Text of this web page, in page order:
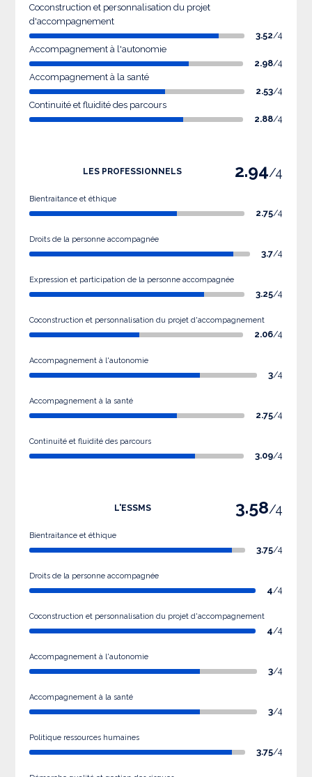
Coconstruction et personnalisation du projet
d'accompagnement
3.52/4
Accompagnement à l'autonomie
2.98/4
Accompagnement à la santé
2.53/4
Continuité et fluidité des parcours
2.88/4
LES PROFESSIONNELS 2.94/4
Bientraitance et éthique
2.75/4
Droits de la personne accompagnée
3.7/4
Expression et participation de la personne accompagnée
3.25/4
Coconstruction et personnalisation du projet d'accompagnement
2.06/4
Accompagnement à l'autonomie
3/4
Accompagnement à la santé
2.75/4
Continuité et fluidité des parcours
3.09/4
L'ESSMS 3.58/4
Bientraitance et éthique
3.75/4
Droits de la personne accompagnée
4/4
Coconstruction et personnalisation du projet d'accompagnement
4/4
Accompagnement à l'autonomie
3/4
Accompagnement à la santé
3/4
Politique ressources humaines
3.75/4